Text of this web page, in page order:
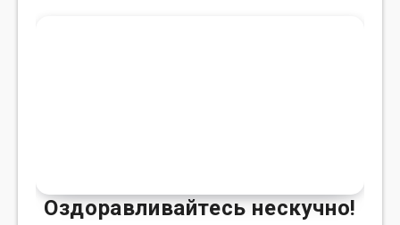
Оздоравливайтесь нескучно!